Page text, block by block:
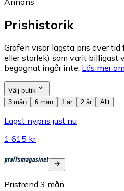
Prishistorik
Grafen visar lägsta pris över
eller storlek) som varit billigast
begagnat ingår inte. Läs mer
Välj butik
3 mån
6 mån 1 år 2 år Allt
Lägst nypris just nu
1 615 kr
Pristrend 3 mån